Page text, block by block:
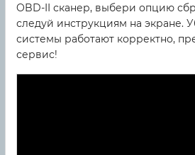
OBD-II сканер, выбери опцию
следуй инструкциям на экране.
системы работают корректно,
сервис!